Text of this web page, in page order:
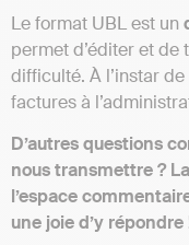
Le format UBL est un
permet d’éditer et
difficulté. À l’instar
factures à
D’autres questions
nous transmettre ?
l’espace
une joie d’y répondre